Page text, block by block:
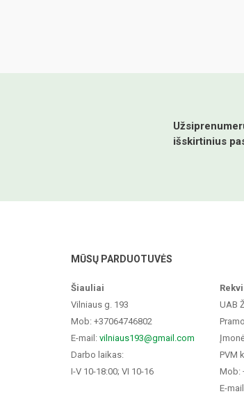
išskirtinius
MŪSŲ PARDUOTUVĖS
Šiauliai
Vilniaus g. 193
Mob: +37064746802
E-mail: vilniaus193@gmail.com
Darbo laikas:
I-V 10-18:00; VI 10-16
UAB
PVM
Mob:
E-